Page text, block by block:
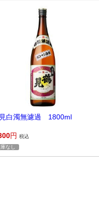
白濁無濾過 1800ml
円 税込
なし